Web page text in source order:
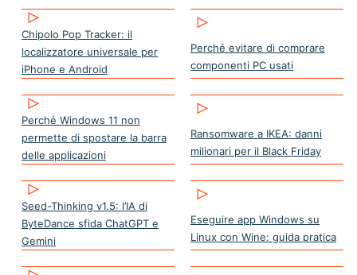
Chipolo Pop Tracker: il
localizzatore universale per
iPhone e Android
Perché evitare di comprare
componenti PC usati
Perché Windows 11 non
permette di spostare la barra
delle applicazioni
Ransomware a IKEA: danni
milionari per il Black Friday
Seed-Thinking v1.5: l’IA di
ByteDance sfida ChatGPT e
Gemini
Eseguire app Windows su
Linux con Wine: guida pratica